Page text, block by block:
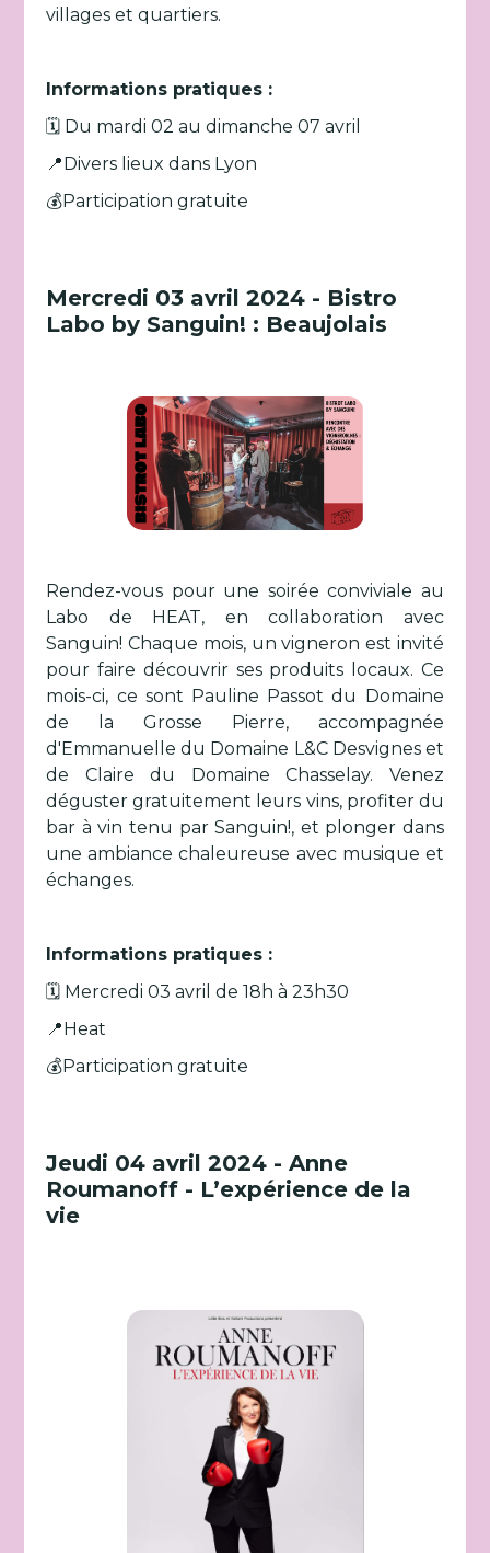
villages et quartiers.
Informations pratiques :
🗓️ Du mardi 02 au dimanche 07 avril
📍Divers lieux dans Lyon
💰Participation gratuite
Mercredi 03 avril 2024 - Bistro
Labo by Sanguin! : Beaujolais
Rendez-vous pour une soirée conviviale au
Labo de HEAT, en collaboration avec
Sanguin! Chaque mois, un vigneron est invité
pour faire découvrir ses produits locaux. Ce
mois-ci, ce sont Pauline Passot du Domaine
de la Grosse Pierre, accompagnée
d'Emmanuelle du Domaine L&C Desvignes et
de Claire du Domaine Chasselay. Venez
déguster gratuitement leurs vins, profiter du
bar à vin tenu par Sanguin!, et plonger dans
une ambiance chaleureuse avec musique et
échanges.
Informations pratiques :
🗓️ Mercredi 03 avril de 18h à 23h30
📍Heat
💰Participation gratuite
Jeudi 04 avril 2024 - Anne
Roumanoff - L’expérience de la
vie